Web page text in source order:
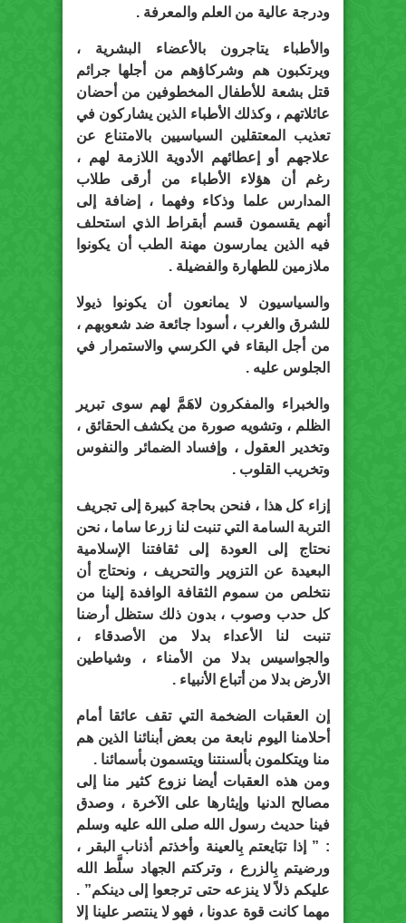
ودرجة عالية من العلم والمعرفة .
والأطباء يتاجرون بالأعضاء البشرية ،
ويرتكبون هم وشركاؤهم من أجلها جرائم
قتل بشعة للأطفال المخطوفين من أحضان
عائلاتهم ، وكذلك الأطباء الذين يشاركون في
تعذيب المعتقلين السياسيين بالامتناع عن
علاجهم أو إعطائهم الأدوية اللازمة لهم ،
رغم أن هؤلاء الأطباء من أرقى طلاب
المدارس علما وذكاء وفهما ، إضافة إلى
أنهم يقسمون قسم أبقراط الذي استحلف
فيه الذين يمارسون مهنة الطب أن يكونوا
ملازمين للطهارة والفضيلة .
والسياسيون لا يمانعون أن يكونوا ذيولا
للشرق والغرب ، أسودا جائعة ضد شعوبهم ،
من أجل البقاء في الكرسي والاستمرار في
الجلوس عليه .
والخبراء والمفكرون لاهَمَّ لهم سوى تبرير
الظلم ، وتشويه صورة من يكشف الحقائق ،
وتخدير العقول ، وإفساد الضمائر والنفوس
وتخريب القلوب .
إزاء كل هذا ، فنحن بحاجة كبيرة إلى تجريف
التربة السامة التي تنبت لنا زرعا ساما ، نحن
نحتاج إلى العودة إلى ثقافتنا الإسلامية
البعيدة عن التزوير والتحريف ، ونحتاج أن
نتخلص من سموم الثقافة الوافدة إلينا من
كل حدب وصوب ، بدون ذلك ستظل أرضنا
تنبت لنا الأعداء بدلا من الأصدقاء ،
والجواسيس بدلا من الأمناء ، وشياطين
الأرض بدلا من أتباع الأنبياء .
إن العقبات الضخمة التي تقف عائقا أمام
أحلامنا اليوم نابعة من بعض أبنائنا الذين هم
منا ويتكلمون بألسنتنا ويتسمون بأسمائنا .
ومن هذه العقبات أيضا نزوع كثير منا إلى
مصالح الدنيا وإيثارها على الآخرة ، وصدق
فينا حديث رسول الله صلى الله عليه وسلم
: ” إذا تبَايعتم بِالعينة وأخذتم أذناب البقر ،
ورضيتم بِالزرع ، وتركتم الجهاد سلَّط الله
عليكم ذلاً لا ينزعه حتى ترجعوا إلى دينكم” .
مهما كانت قوة عدونا ، فهو لا ينتصر علينا إلا